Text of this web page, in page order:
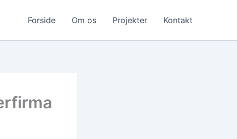
Forside Om os Projekter Kontakt